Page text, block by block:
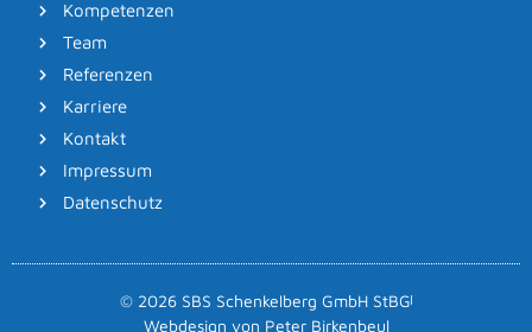
Kompetenzen
Team
Referenzen
Karriere
Kontakt
Impressum
Datenschutz
© 2026 SBS Schenkelberg GmbH StBG
Webdesign von Peter Birkenbeul